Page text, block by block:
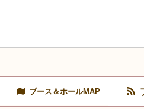
ブース＆ホールMAP